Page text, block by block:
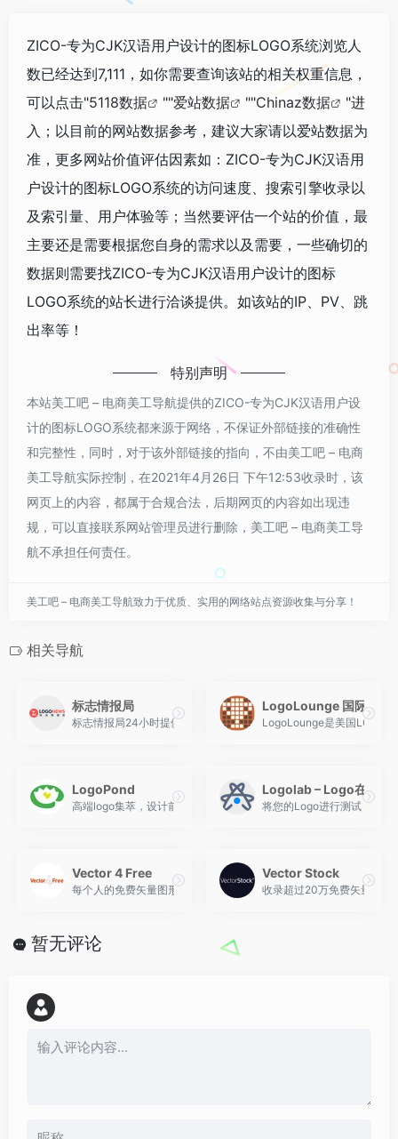
ZICO-专为CJK汉语用户设计的图标LOGO系统浏览人
数已经达到7,111，如你需要查询该站的相关权重信息，
可以点击"5118数据 ""爱站数据 ""Chinaz数据
"进
入；以目前的网站数据参考，建议大家请以爱站数据为
准，更多网站价值评估因素如：ZICO-专为CJK汉语用
户设计的图标LOGO系统的访问速度、搜索引擎收录以
及索引量、用户体验等；当然要评估一个站的价值，最
主要还是需要根据您自身的需求以及需要，一些确切的
数据则需要找ZICO-专为CJK汉语用户设计的图标
LOGO系统的站长进行洽谈提供。如该站的IP、PV、跳
出率等！
特别声明
本站美工吧 – 电商美工导航提供的ZICO-专为CJK汉语用户设
计的图标LOGO系统都来源于网络，不保证外部链接的准确性
和完整性，同时，对于该外部链接的指向，不由美工吧 – 电商
美工导航实际控制，在2021年4月26日 下午12:53收录时，该
网页上的内容，都属于合规合法，后期网页的内容如出现违
规，可以直接联系网站管理员进行删除，美工吧 – 电商美工导
航不承担任何责任。
美工吧 – 电商美工导航致力于优质、实用的网络站点资源收集与分享！
相关导航
标志情报局
标志情报局24小时提供全球最新最全的新标志、新LOGO、标志新
LogoLounge 国际知名
LogoLounge是美国LOGO
LogoPond
高端logo集萃，设计前必须来池子里泡一泡
Logolab – Logo在线检
将您的Logo进行测试，找出
Vector 4 Free
每个人的免费矢量图形！矢量素材收集站，通过方便的搜索和标签，
Vector Stock
收录超过20万免费矢量图像
暂无评论